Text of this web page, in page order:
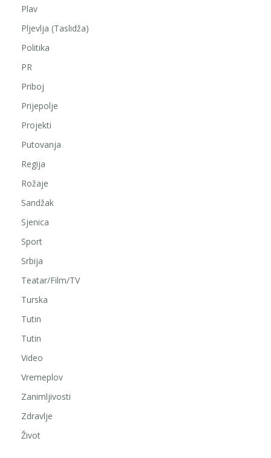
Plav
Pljevlja (Taslidža)
Politika
PR
Priboj
Prijepolje
Projekti
Putovanja
Regija
Rožaje
Sandžak
Sjenica
Sport
Srbija
Teatar/Film/TV
Turska
Tutin
Tutin
Video
Vremeplov
Zanimljivosti
Zdravlje
Život